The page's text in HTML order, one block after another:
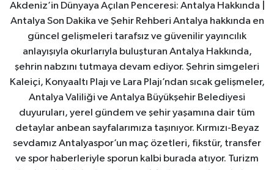
Akdeniz’in Dünyaya Açılan Penceresi: Antalya Hakkında |
Antalya Son Dakika ve Şehir Rehberi Antalya hakkında en
güncel gelişmeleri tarafsız ve güvenilir yayıncılık
anlayışıyla okurlarıyla buluşturan Antalya Hakkında,
şehrin nabzını tutmaya devam ediyor. Şehrin simgeleri
Kaleiçi, Konyaaltı Plajı ve Lara Plajı’ndan sıcak gelişmeler,
Antalya Valiliği ve Antalya Büyükşehir Belediyesi
duyuruları, yerel gündem ve şehir yaşamına dair tüm
detaylar anbean sayfalarımıza taşınıyor. Kırmızı-Beyaz
sevdamız Antalyaspor’un maç özetleri, fikstür, transfer
ve spor haberleriyle sporun kalbi burada atıyor. Turizm